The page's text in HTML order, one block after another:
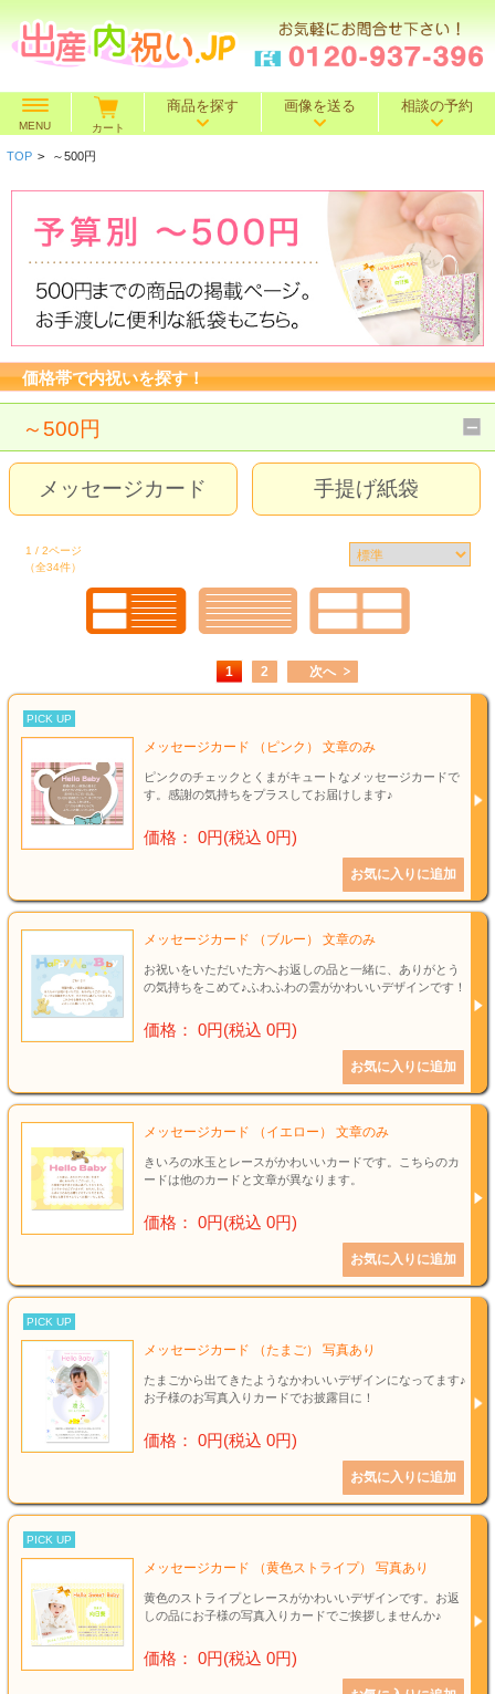
MENU カート
商品を探す
価格で探す
～2,000円 ～3,000円 ～4,000円
～5,000円 ～10,000円 10,001円～
BOXセット
名入れギフト
カタログギフト
送料込み
タオル
食品
画像を送る 相談の予約
TOP > ～500円
価格帯で内祝いを探す！
～500円
メッセージカード 手提げ紙袋
1 / 2ページ
（全34件）
1 2 次へ
PICK UP
メッセージカード （ピンク） 文章のみ
ピンクのチェックとくまがキュートなメッセージカードで
す。感謝の気持ちをプラスしてお届けします♪
価格： 0円(税込 0円)
メッセージカード （ブルー） 文章のみ
お祝いをいただいた方へお返しの品と一緒に、ありがとう
の気持ちをこめて♪ふわふわの雲がかわいいデザインです！
価格： 0円(税込 0円)
メッセージカード （イエロー） 文章のみ
きいろの水玉とレースがかわいいカードです。こちらのカ
ードは他のカードと文章が異なります。
価格： 0円(税込 0円)
PICK UP
メッセージカード （たまご） 写真あり
たまごから出てきたようなかわいいデザインになってます♪
お子様のお写真入りカードでお披露目に！
価格： 0円(税込 0円)
PICK UP
メッセージカード （黄色ストライプ） 写真あり
黄色のストライプとレースがかわいいデザインです。お返
しの品にお子様の写真入りカードでご挨拶しませんか♪
価格： 0円(税込 0円)